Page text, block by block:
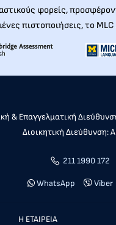
φορείς,
πιστοποιήσεις, το
& Επαγγελματική
Διοικητική Διεύθυνση:
211 1990 172
WhatsApp Viber
Η ΕΤΑΙΡΕΙΑ